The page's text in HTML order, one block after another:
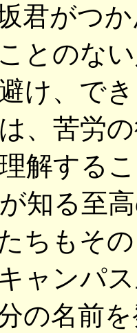
君がつ
とのな
け、で
、苦労
解する
知る至
ちもそ
ャンパ
の名前